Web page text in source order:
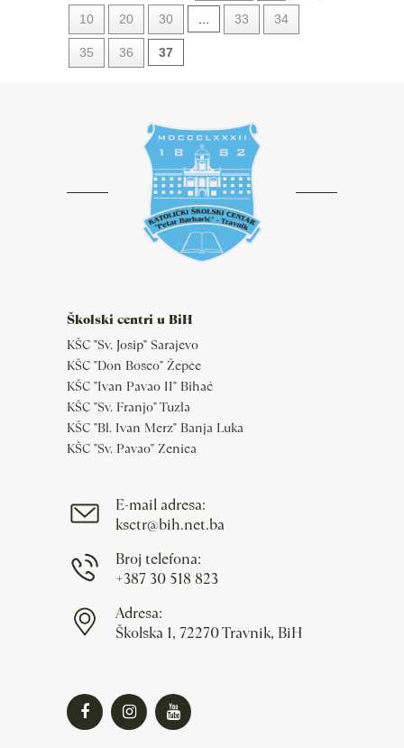
10 20 30 33 34
35 36 37
Školski centri u BiH
KŠC "Sv. Josip" Sarajevo
KŠC "Don Bosco" Žepče
KŠC "Ivan Pavao II" Bihać
KŠC "Sv. Franjo" Tuzla
KŠC "Bl. Ivan Merz" Banja Luka
KŠC "Sv. Pavao" Zenica
E-mail adresa:
ksctr@bih.net.ba
Broj telefona:
+387 30 518 823
Adresa:
Školska 1, 72270 Travnik, BiH